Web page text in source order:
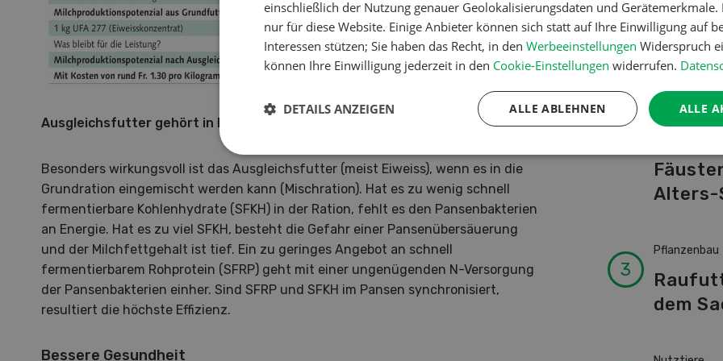
Ausgleichsfutter gehört in Mischung
Besonders wirkungsvoll ist das Ausgleichsfutter (meist Eiweiss), wenn es in die
Grundration eingemischt werden kann (Mischration). Hat es zu wenig schnell
fermentierbare Kohlenhydrate (SFKH) in der Ration, fehlt es den Pansenbakterien
an Energie. Hat es zu viel SFKH, besteht die Gefahr einer Pansenübersäuerung
und der Milchfettgehalt ist tief. Ein zu geringes Angebot an schnell
fermentierbarem Rohprotein (SFRP) geht mit einer ungenügenden N-Versorgung
der Pansenbakterien einher. Sind SFRP und SFKH im Pansen synchronisiert,
resultiert die höchste Effizienz.
Bessere Gesundheit
von A-
Alters-
Pflanzenbau
dem
einschließlich der Nutzung genauer Geolokalisierungsdaten und
nur für diese Website. Einige Anbieter können sich statt auf Ihre Einwilligung auf
Interessen stützen; Sie haben das Recht, in den Werbeeinstellungen Widerspruch
können Ihre Einwilligung jederzeit in den Cookie-Einstellungen widerrufen.
ALLE
ALLE ABLEHNEN
DETAILS ANZEIGEN